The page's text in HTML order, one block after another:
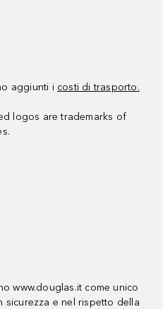
aggiunti i costi di trasporto.
logos are trademarks of
www.douglas.it come unico
e nel rispetto della